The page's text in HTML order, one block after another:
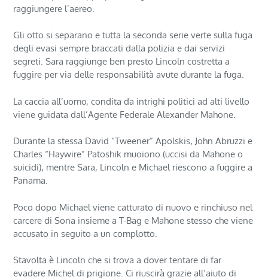
raggiungere l’aereo.
Gli otto si separano e tutta la seconda serie verte sulla fuga
degli evasi sempre braccati dalla polizia e dai servizi
segreti. Sara raggiunge ben presto Lincoln costretta a
fuggire per via delle responsabilità avute durante la fuga.
La caccia all’uomo, condita da intrighi politici ad alti livello
viene guidata dall’Agente Federale Alexander Mahone.
Durante la stessa David “Tweener” Apolskis, John Abruzzi e
Charles “Haywire” Patoshik muoiono (uccisi da Mahone o
suicidi), mentre Sara, Lincoln e Michael riescono a fuggire a
Panama.
Poco dopo Michael viene catturato di nuovo e rinchiuso nel
carcere di Sona insieme a T-Bag e Mahone stesso che viene
accusato in seguito a un complotto.
Stavolta è Lincoln che si trova a dover tentare di far
evadere Michel di prigione. Ci riuscirà grazie all’aiuto di